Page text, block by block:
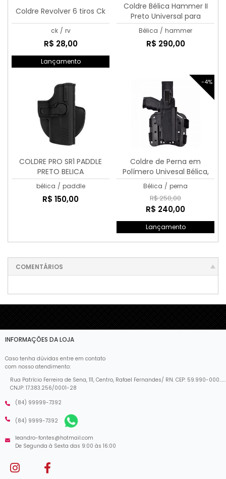
Coldre Revolver 6 tiros Ck
ck / rv
R$ 28,00
Lançamento
Coldre Bélica Hammer II
Preto Universal para
Pistolas
Bélica / hammer
R$ 290,00
COLDRE PRO SR1 PADDLE
PRETO BELICA
bélica / paddle
R$ 150,00
-4%
Coldre de Perna em
Polímero Univesal Bélica,
preto, verde ou coiote
Bélica / perna
R$ 250,00
R$ 240,00
Lançamento
COMENTÁRIOS
INFORMAÇÕES DA LOJA
Caso tenha dúvidas entre em contato
com nosso atendimento:
Rua Patrício Ferreira de Sena, 111, Centro, Rafael Fernandes/ RN. CEP: 59.990-000......
CNJP: 17.383.256/0001-28
(84) 99999-7392
(84) 9999-7392
leandro-fontes@hotmail.com
De Segunda à Sexta das 9:00 às 16:00